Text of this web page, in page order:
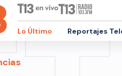
Lo Último Reportajes